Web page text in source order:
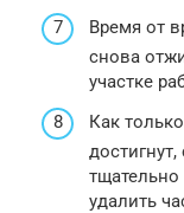
Время от
снова
участке
Как
тщательно
удалить